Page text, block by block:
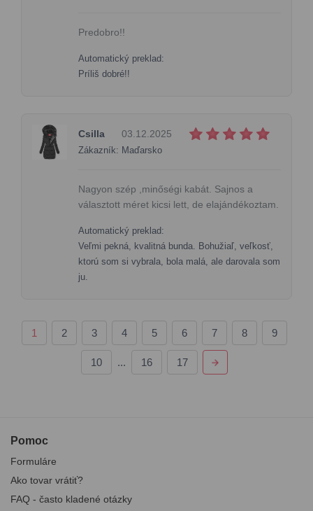
Predobro!!
Automatický preklad:
Príliš dobré!!
Csilla 03.12.2025
Zákazník: Maďarsko
Nagyon szép ,minőségi kabát. Sajnos a
választott méret kicsi lett, de elajándékoztam.
Automatický preklad:
Veľmi pekná, kvalitná bunda. Bohužiaľ, veľkosť,
ktorú som si vybrala, bola malá, ale darovala som
ju.
1 2 3 4 5 6 7 8 9
10 ... 16 17
Pomoc
Formuláre
Ako tovar vrátiť?
FAQ - často kladené otázky